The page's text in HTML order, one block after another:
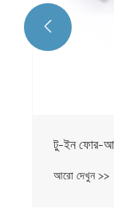
ওয়্যার কুইক সংযোগকারী
